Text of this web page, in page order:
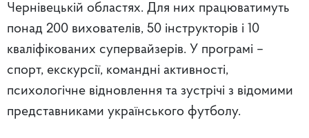
Чернівецькій областях. Для них працюватимуть
понад 200 вихователів, 50 інструкторів і 10
кваліфікованих супервайзерів. У програмі –
спорт, екскурсії, командні активності,
психологічне відновлення та зустрічі з відомими
представниками українського футболу.